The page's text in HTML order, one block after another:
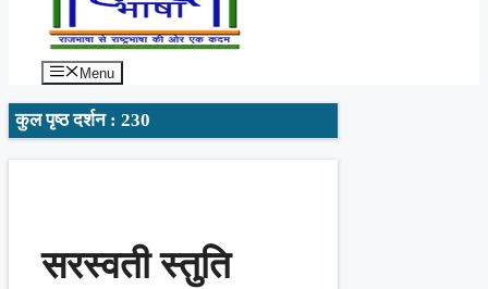
Menu
कुल पृष्ठ दर्शन : 230
सरस्वती स्तुति